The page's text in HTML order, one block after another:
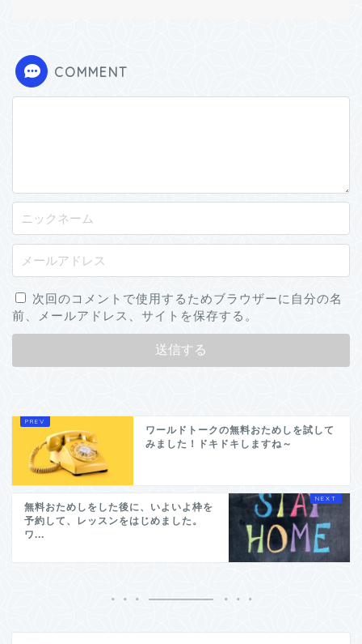
COMMENT
次回のコメントで使用するためブラウザーに自分の名
前、メールアドレス、サイトを保存する。
ワールドトークの無料おためしを試して
みました！ドキドキしますね～
無料おためしをした後に、いよいよ枠を
予約して、レッスンをはじめました。
ワ...